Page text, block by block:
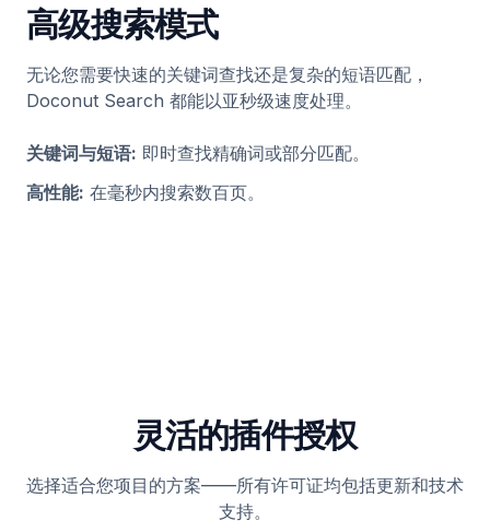
高级搜索模式
无论您需要快速的关键词查找还是复杂的短语匹配，
Doconut Search 都能以亚秒级速度处理。
关键词与短语: 即时查找精确词或部分匹配。
高性能: 在毫秒内搜索数百页。
灵活的插件授权
选择适合您项目的方案——所有许可证均包括更新和技术
支持。